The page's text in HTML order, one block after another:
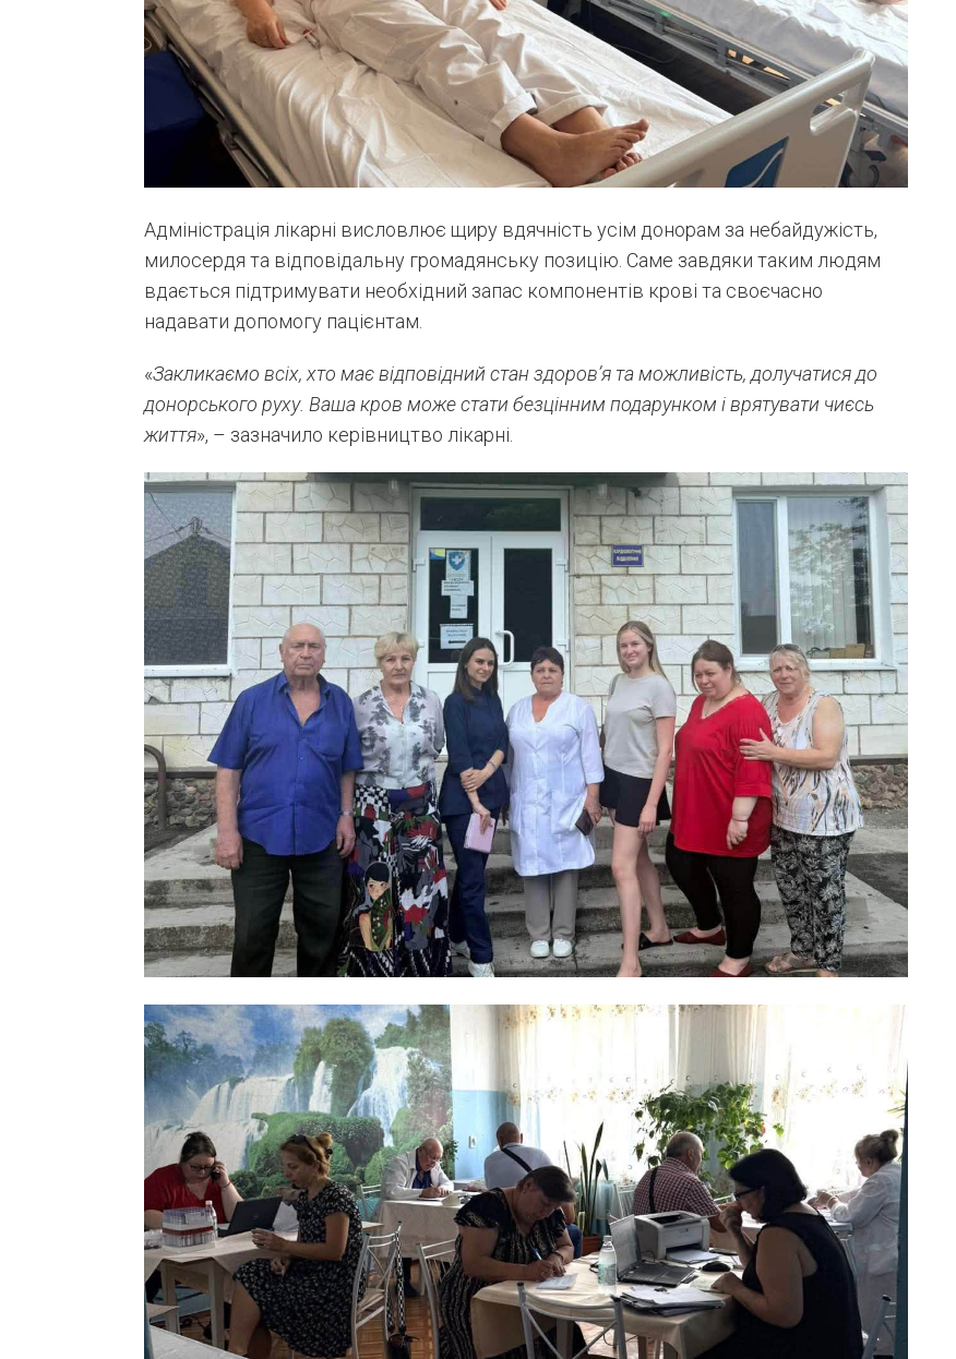
Адміністрація лікарні висловлює щиру вдячність усім донорам за небайдужість,
милосердя та відповідальну громадянську позицію. Саме завдяки таким людям
вдається підтримувати необхідний запас компонентів крові та своєчасно
надавати допомогу пацієнтам.
«Закликаємо всіх, хто має відповідний стан здоров’я та можливість, долучатися до
донорського руху. Ваша кров може стати безцінним подарунком і врятувати чиєсь
життя», – зазначило керівництво лікарні.